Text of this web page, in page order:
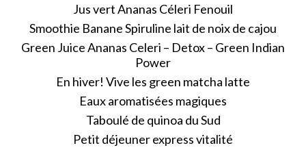
Jus vert Ananas Céleri Fenouil
Smoothie Banane Spiruline lait de noix de cajou
Green Juice Ananas Celeri – Detox – Green Indian
Power
En hiver! Vive les green matcha latte
Eaux aromatisées magiques
Taboulé de quinoa du Sud
Petit déjeuner express vitalité